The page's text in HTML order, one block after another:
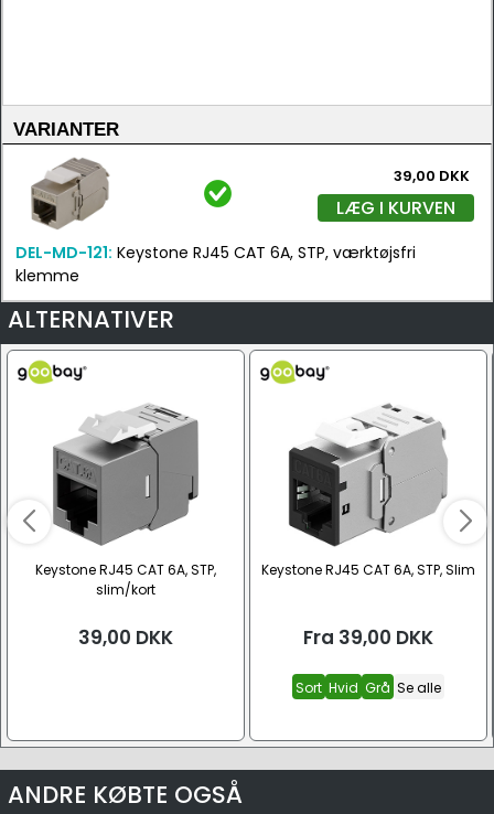
VARIANTER
39,00 DKK
LÆG I KURVEN
DEL-MD-121: Keystone RJ45 CAT 6A, STP, værktøjsfri
klemme
ALTERNATIVER
Keystone RJ45 CAT 6A, STP,
slim/kort
39,00 DKK
Keystone RJ45 CAT 6A, STP, Slim
Fra 39,00 DKK
Sort Hvid Grå Se alle
ANDRE KØBTE OGSÅ